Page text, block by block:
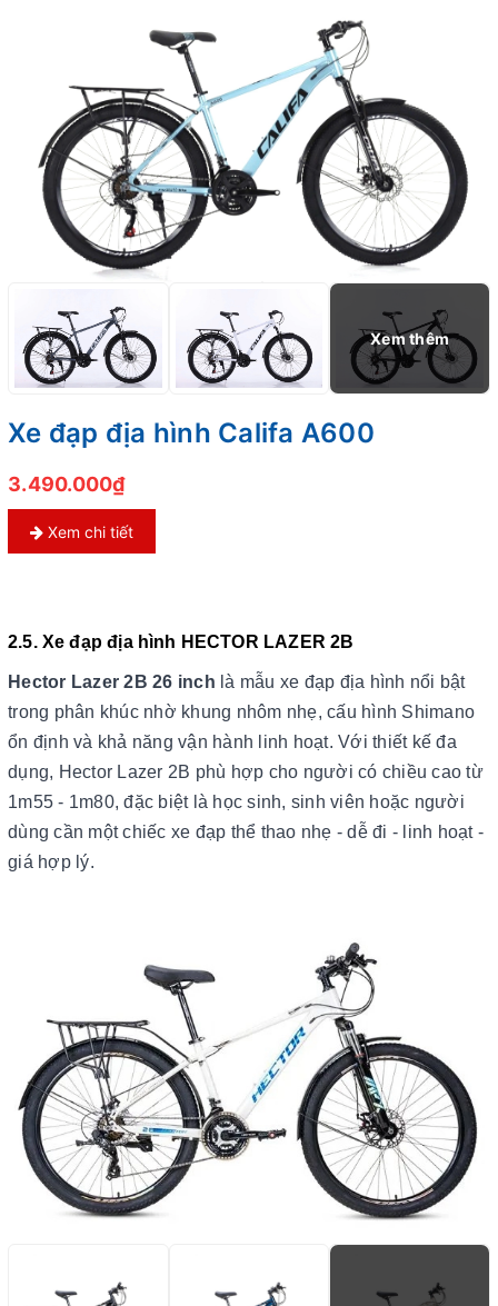
Xe đạp địa hình Califa A600
3.490.000₫
Xem chi tiết
2.5. Xe đạp địa hình HECTOR LAZER 2B
Hector Lazer 2B 26 inch là mẫu xe đạp địa hình nổi bật
trong phân khúc nhờ khung nhôm nhẹ, cấu hình Shimano
ổn định và khả năng vận hành linh hoạt. Với thiết kế đa
dụng, Hector Lazer 2B phù hợp cho người có chiều cao từ
1m55 - 1m80, đặc biệt là học sinh, sinh viên hoặc người
dùng cần một chiếc xe đạp thể thao nhẹ - dễ đi - linh hoạt -
giá hợp lý.